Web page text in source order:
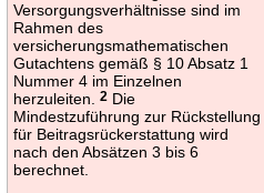
Versorgungsverhältnisse sind im
Rahmen des
versicherungsmathematischen
Gutachtens gemäß § 10 Absatz 1
Nummer 4 im Einzelnen
herzuleiten.2 Die
Mindestzuführung zur Rückstellung
für Beitragsrückerstattung wird
nach den Absätzen 3 bis 6
berechnet.